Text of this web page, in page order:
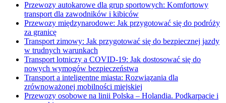
Przewozy autokarowe dla grup sportowych: Komfortowy
transport dla zawodników i kibiców
Przewozy międzynarodowe: Jak przygotować się do podróży
za granicę
Transport zimowy: Jak przygotować się do bezpiecznej jazdy
w trudnych warunkach
Transport lotniczy a COVID-19: Jak dostosować się do
nowych wymogów bezpieczeństwa
Transport a inteligentne miasta: Rozwiązania dla
zrównoważonej mobilności miejskiej
Przewozy osobowe na linii Polska – Holandia. Podkarpacie i